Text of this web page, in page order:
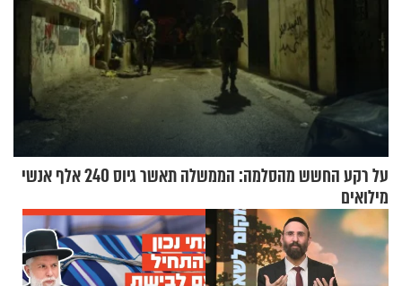
על רקע החשש מהסלמה: הממשלה תאשר גיוס 240 אלף אנשי
מילואים